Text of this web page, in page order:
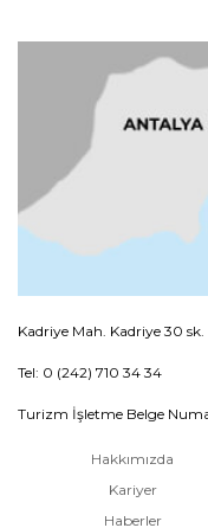
Kadriye Mah. Kadriye 30
Tel: 0 (242) 710 34 34
Turizm İşletme Belge
Hakkımızda
Kariyer
Haberler